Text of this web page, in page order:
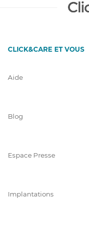
CLICK&CARE ET VOUS
Aide
Blog
Espace Presse
Implantations